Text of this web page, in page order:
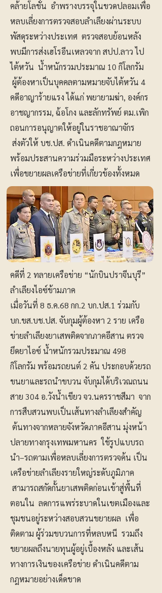
คล้ายโลชั่น อำพรางบรรจุในขวดปลอมเพื่อ
หลบเลี่ยงการตรวจสอบลำเลียงผ่านระบบ
พัสดุระหว่างประเทศ ตรวจสอบย้อนหลัง
พบมีการส่งเฮโรอีนเหลวจาก สปป.ลาว ไป
ไต้หวัน น้ำหนักรวมประมาณ 10 กิโลกรัม
ผู้ต้องหาเป็นบุคคลตามหมายจับไต้หวัน 4
คดีอาญาร้ายแรง ได้แก่ พยายามฆ่า, องค์กร
อาชญากรรม, ฉ้อโกง และลักทรัพย์ ตม.เพิก
ถอนการอนุญาตให้อยู่ในราชอาณาจักร
ส่งตัวให้ บช.ปส. ดำเนินคดีตามกฎหมาย
พร้อมประสานความร่วมมือระหว่างประเทศ
เพื่อขยายผลเครือข่ายที่เกี่ยวข้องทั้งหมด
คดีที่ 2 ทลายเครือข่าย “นักบินปราจีนบุรี”
ลำเลียงไอซ์ข้ามภาค
เมื่อวันที่ 8 ธ.ค.68 กก.2 บก.ปส.1 ร่วมกับ
บก.ขส.บช.ปส. จับกุมผู้ต้องหา 2 ราย เครือ
ข่ายลำเลียงยาเสพติดจากภาคอีสาน ตรวจ
ยึดยาไอซ์ น้ำหนักรวมประมาณ 498
กิโลกรัม พร้อมรถยนต์ 2 คัน ประกอบด้วยรถ
ขนยาและรถนำขบวน จับกุมได้บริเวณถนน
สาย 304 อ.วังน้ำเขียว จว.นครราชสีมา จาก
การสืบสวนพบเป็นเส้นทางลำเลียงสำคัญ
ต้นทางจากหลายจังหวัดภาคอีสาน มุ่งหน้า
ปลายทางกรุงเทพมหานคร ใช้รูปแบบรถ
นำ–รถตามเพื่อหลบเลี่ยงการตรวจค้น เป็น
เครือข่ายลำเลียงรายใหญ่ระดับภูมิภาค
สามารถสกัดกั้นยาเสพติดก่อนเข้าสู่พื้นที่
ตอนใน ลดการแพร่ระบาดในเขตเมืองและ
ชุมชนอยู่ระหว่างสอบสวนขยายผล เพื่อ
ติดตาม ผู้ร่วมขบวนการที่หลบหนี รวมถึง
ขยายผลถึงนายทุนผู้อยู่เบื้องหลัง และเส้น
ทางการเงินของเครือข่าย ดำเนินคดีตาม
กฎหมายอย่างเด็ดขาด